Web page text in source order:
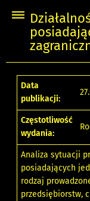
Data
publikacji:
Częstotliwość
wydania:
Analiza sytuacji
posiadających
rodzaj
przedsiębiorstw,